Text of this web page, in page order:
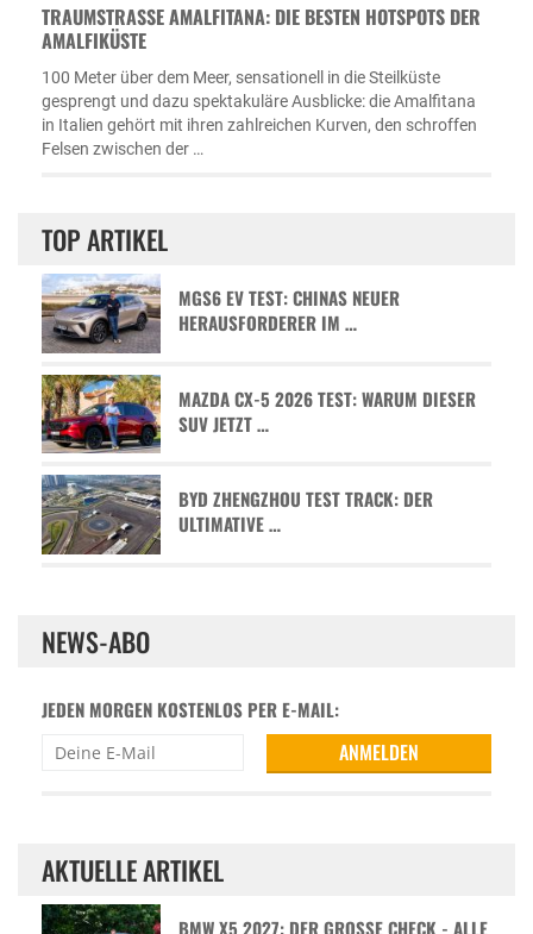
TRAUMSTRASSE AMALFITANA: DIE BESTEN HOTSPOTS DER A
MALFIKÜSTE
100 Meter über dem Meer, sensationell in die Steilküste
gesprengt und dazu spektakuläre Ausblicke: die Amalfitana
in Italien gehört mit ihren zahlreichen Kurven, den schroffen
Felsen zwischen der …
TOP ARTIKEL
MGS6 EV TEST: CHINAS NEUER
HERAUSFORDERER IM …
MAZDA CX-5 2026 TEST: WARUM DIESER
SUV JETZT …
BYD ZHENGZHOU TEST TRACK: DER
ULTIMATIVE …
NEWS-ABO
JEDEN MORGEN KOSTENLOS PER E-MAIL:
AKTUELLE ARTIKEL
BMW X5 2027: DER GROSSE CHECK - ALLE D